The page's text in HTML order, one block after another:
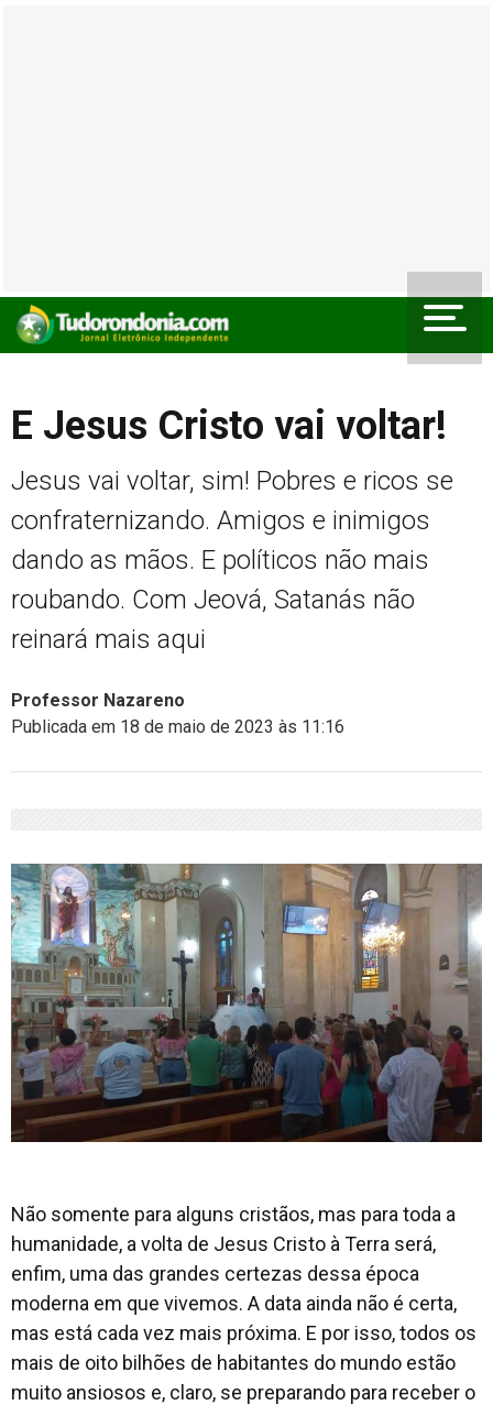
E Jesus Cristo vai voltar!
Jesus vai voltar, sim! Pobres e ricos se
confraternizando. Amigos e inimigos
dando as mãos. E políticos não mais
roubando. Com Jeová, Satanás não
reinará mais aqui
Professor Nazareno
Publicada em 18 de maio de 2023 às 11:16
Não somente para alguns cristãos, mas para toda a
humanidade, a volta de Jesus Cristo à Terra será,
enfim, uma das grandes certezas dessa época
moderna em que vivemos. A data ainda não é certa,
mas está cada vez mais próxima. E por isso, todos os
mais de oito bilhões de habitantes do mundo estão
muito ansiosos e, claro, se preparando para receber o